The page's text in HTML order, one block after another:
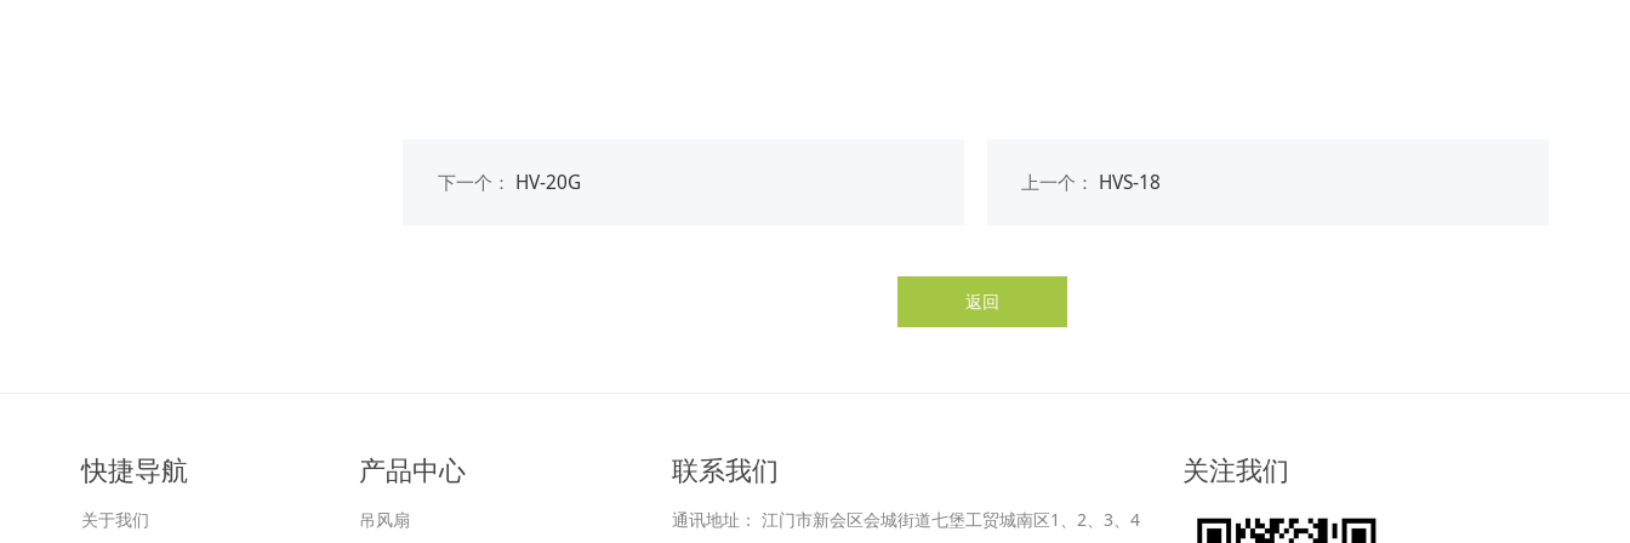
上一个： HVS-18
下一个： HV-20G
返回
快捷导航
关于我们
产品中心
吊风扇
联系我们
通讯地址： 江门市新会区会城街道七堡工贸城南区1、2、3、4
关注我们